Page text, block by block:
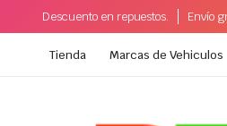
Descuento en repuestos. Envío
Tienda Marcas de Vehiculos